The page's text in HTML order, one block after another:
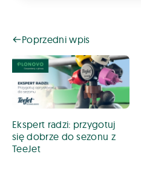
Poprzedni wpis
Ekspert radzi: przygotuj
się dobrze do sezonu z
TeeJet